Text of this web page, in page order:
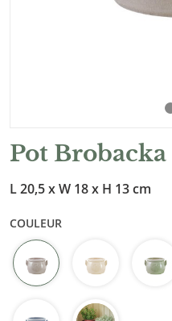
Pot
L 20,5 x W 18 x H 13 cm
COULEUR